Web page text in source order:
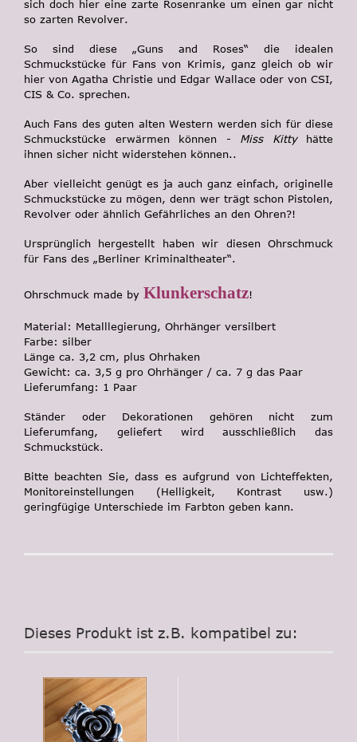
sich doch hier eine zarte Rosenranke um einen gar nicht
so zarten Revolver.
So sind diese „Guns and Roses“ die idealen
Schmuckstücke für Fans von Krimis, ganz gleich ob wir
hier von Agatha Christie und Edgar Wallace oder von CSI,
CIS & Co. sprechen.
Auch Fans des guten alten Western werden sich für diese
Schmuckstücke erwärmen können - Miss Kittyhätte
ihnen sicher nicht widerstehen können..
Aber vielleicht genügt es ja auch ganz einfach, originelle
Schmuckstücke zu mögen, denn wer trägt schon Pistolen,
Revolver oder ähnlich Gefährliches an den Ohren?!
Ursprünglich hergestellt haben wir diesen Ohrschmuck
für Fans des „Berliner Kriminaltheater“.
Ohrschmuck made by Klunkerschatz!
Material: Metalllegierung, Ohrhänger versilbert
Farbe: silber
Länge ca. 3,2 cm, plus Ohrhaken
Gewicht: ca. 3,5 g pro Ohrhänger / ca. 7 g das Paar
Lieferumfang: 1 Paar
Ständer oder Dekorationen gehören nicht zum
Lieferumfang, geliefert wird ausschließlich das
Schmuckstück.
Bitte beachten Sie, dass es aufgrund von Lichteffekten,
Monitoreinstellungen (Helligkeit, Kontrast usw.)
geringfügige Unterschiede im Farbton geben kann.
Dieses Produkt ist z.B. kompatibel zu: